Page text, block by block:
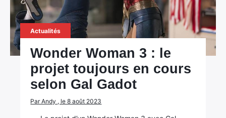
Actualités
Wonder Woman 3 : le
projet toujours en cours
selon Gal Gadot
Par Andy , le 8 août 2023